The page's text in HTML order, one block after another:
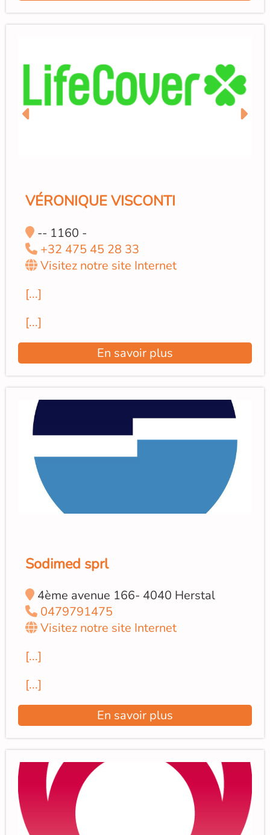
VÉRONIQUE VISCONTI
-- 1160 -
+32 475 45 28 33
Visitez notre site Internet
[...]
[...]
En savoir plus
Sodimed sprl
4ème avenue 166- 4040 Herstal
0479791475
Visitez notre site Internet
[...]
[...]
En savoir plus